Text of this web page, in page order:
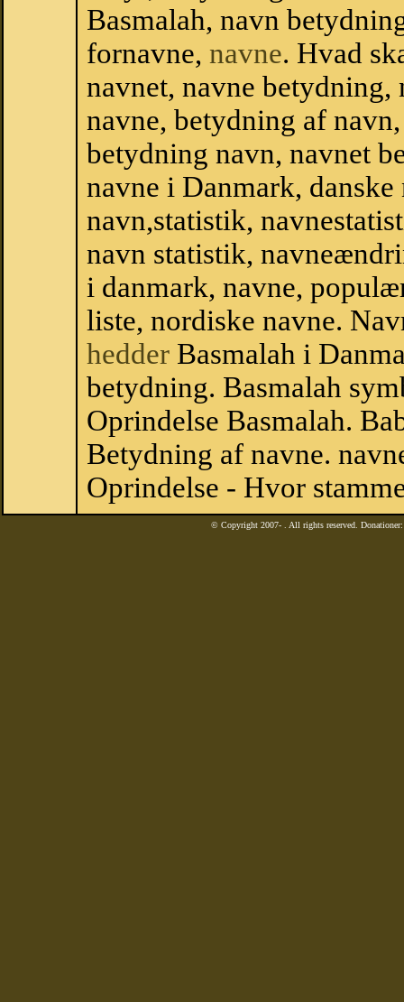
Basmalah, navn
fornavne, navne. Hvad
navnet, navne
navne, betydning af
betydning navn, navnet
navne i Danmark,
navn,statistik,
navn statistik,
i danmark, navne,
liste, nordiske navne.
hedder Basmalah i
betydning. Basmalah
Oprindelse Basmalah.
Betydning af navne.
Oprindelse - Hvor
© Copyright 2007- . All rights reserved.